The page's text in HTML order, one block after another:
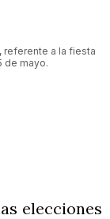
referente a la fiesta
de mayo.
elecciones